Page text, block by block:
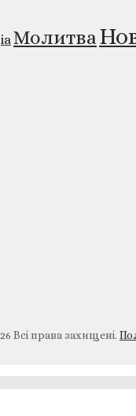
Молитва
Всі права захищені.